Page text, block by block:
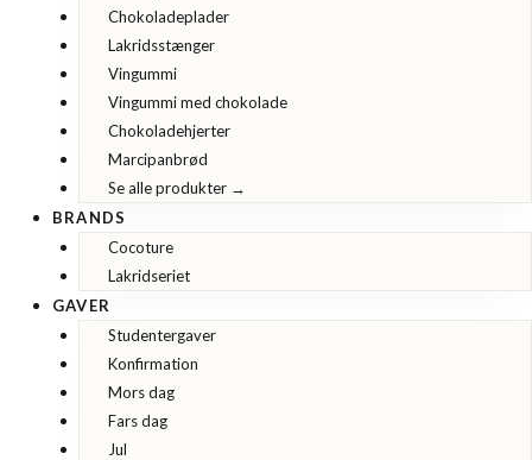
Chokoladeplader
Lakridsstænger
Vingummi
Vingummi med chokolade
Chokoladehjerter
Marcipanbrød
Se alle produkter →
BRANDS
Cocoture
Lakridseriet
GAVER
Studentergaver
Konfirmation
Mors dag
Fars dag
Jul